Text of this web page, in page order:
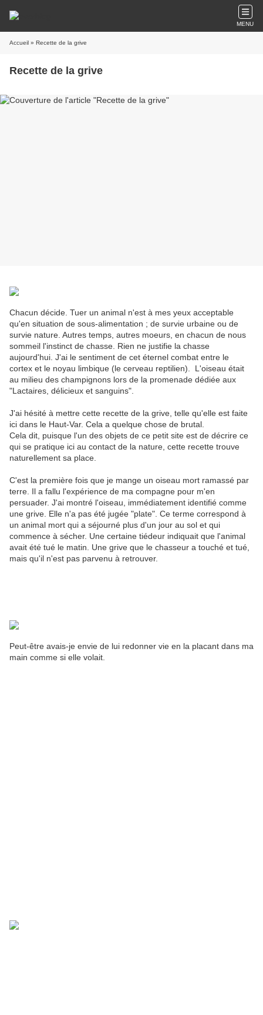
MENU
Accueil » Recette de la grive
Recette de la grive
Chacun décide. Tuer un animal n'est à mes yeux acceptable
qu'en situation de sous-alimentation ; de survie urbaine ou de
survie nature. Autres temps, autres moeurs, en chacun de nous
sommeil l'instinct de chasse. Rien ne justifie la chasse
aujourd'hui. J'ai le sentiment de cet éternel combat entre le
cortex et le noyau limbique (le cerveau reptilien). L'oiseau était
au milieu des champignons lors de la promenade dédiée aux
"Lactaires, délicieux et sanguins".
J'ai hésité à mettre cette recette de la grive, telle qu'elle est faite
ici dans le Haut-Var. Cela a quelque chose de brutal.
Cela dit, puisque l'un des objets de ce petit site est de décrire ce
qui se pratique ici au contact de la nature, cette recette trouve
naturellement sa place.
C'est la première fois que je mange un oiseau mort ramassé par
terre. Il a fallu l'expérience de ma compagne pour m'en
persuader. J'ai montré l'oiseau, immédiatement identifié comme
une grive. Elle n'a pas été jugée "plate". Ce terme correspond à
un animal mort qui a séjourné plus d'un jour au sol et qui
commence à sécher. Une certaine tiédeur indiquait que l'animal
avait été tué le matin. Une grive que le chasseur a touché et tué,
mais qu'il n'est pas parvenu à retrouver.
Peut-être avais-je envie de lui redonner vie en la placant dans ma
main comme si elle volait.